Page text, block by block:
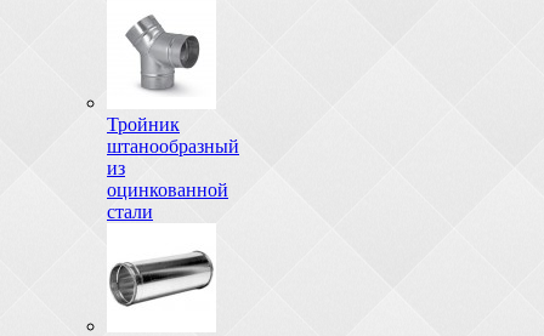
Тройник
штанообразный
из
оцинкованной
стали